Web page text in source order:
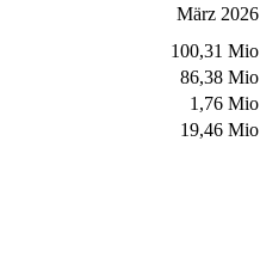
März 2026
100,31 Mio
86,38 Mio
1,76 Mio
19,46 Mio